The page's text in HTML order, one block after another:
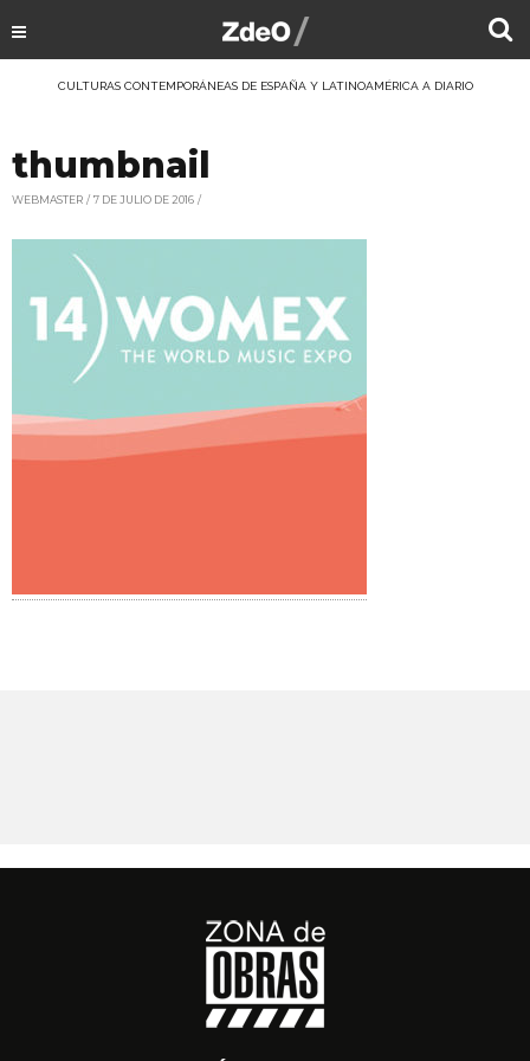
CULTURAS CONTEMPORÁNEAS DE ESPAÑA Y LATINOAMÉRICA A DIARIO
thumbnail
WEBMASTER 7 DE JULIO DE 2016